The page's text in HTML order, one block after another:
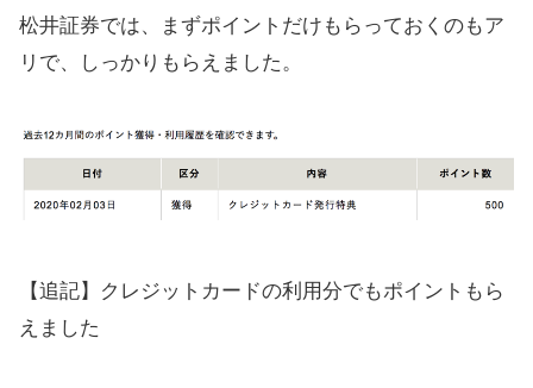
投資初心者にはバランス型もおすす
【デメリットも追記】つみたて設定
してみました
【大事なまとめ】日々の買い物をク
無料で信用口座を作るだけでポイン
トが貯まる
松井証券では、まずポイントだけもらっておくのもア
リで、しっかりもらえました。
【追記】クレジットカードの利用分でもポイントもら
えました